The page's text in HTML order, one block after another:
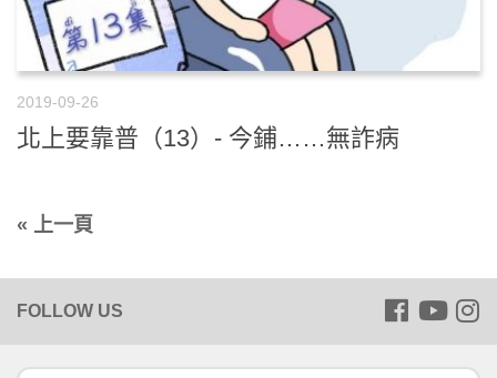
2019-09-26
北上要靠普（13）- 今鋪……無詐病
« 上一頁